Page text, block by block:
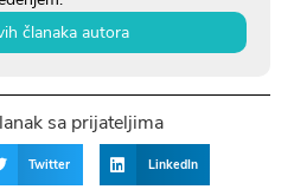
članaka autora
sa prijateljima
Twitter LinkedIn